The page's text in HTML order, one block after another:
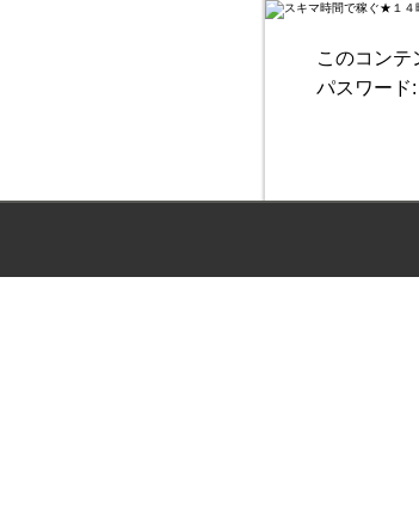
このコンテ
パスワード: